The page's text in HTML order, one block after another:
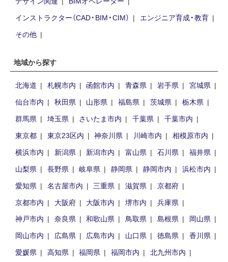
インストラクター（CAD・BIM・CIM）
エンジニア育成・教育
その他
地域から探す
北海道 札幌市内 函館市内 青森県 岩手県
宮城県
仙台市内
秋田県 山形県 福島県 茨城県
栃木県
群馬県
埼玉県 さいたま市内 千葉県
千葉市内
東京都
東京23区内 神奈川県 川崎市内
相模原市内
横浜市内
新潟県 新潟市内 富山県 石川県
福井県
山梨県
長野県 岐阜県 静岡県 静岡市内
浜松市内
愛知県
名古屋市内 三重県 滋賀県
京都府
京都市内
大阪府 大阪市内 堺市内
兵庫県
神戸市内
奈良県 和歌山県 鳥取県 島根県
岡山県
岡山市内
広島県 広島市内 山口県 徳島県
香川県
愛媛県
高知県 福岡県 福岡市内
北九州市内